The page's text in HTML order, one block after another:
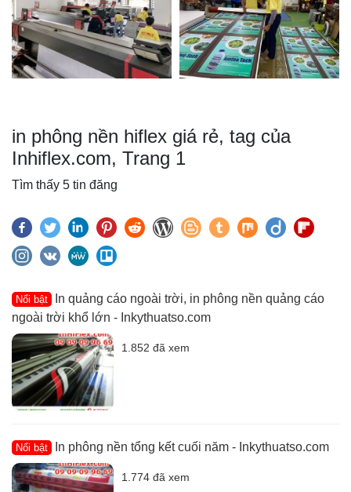
in phông nền hiflex giá rẻ, tag của
Inhiflex.com, Trang 1
Tìm thấy 5 tin đăng
Nổi bật
In quảng cáo ngoài trời, in phông nền quảng cáo
ngoài trời khổ lớn - Inkythuatso.com
1.852 đã xem
Nổi bật In phông nền tổng kết cuối năm - Inkythuatso.com
1.774 đã xem